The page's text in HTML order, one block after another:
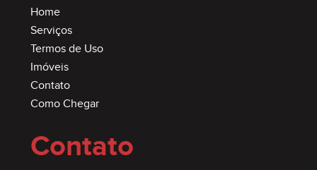
Home
Serviços
Termos de Uso
Imóveis
Contato
Como Chegar
Contato